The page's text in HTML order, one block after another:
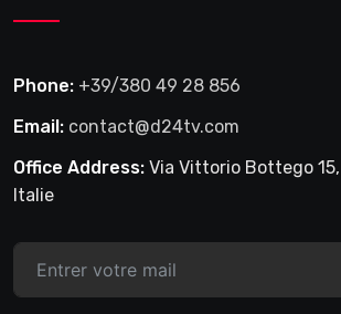
Phone: +39/380 49 28 856
Email: contact@d24tv.com
Office Address: Via Vittorio Bottego
Italie